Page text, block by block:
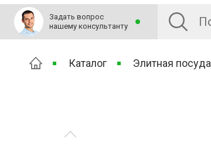
Задать вопрос
нашему консультанту
Каталог Элитная посуда